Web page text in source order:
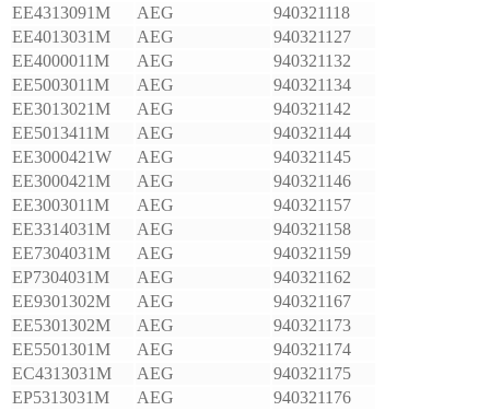
EE4313091M
AEG
940321118
EE4013031M
AEG
940321127
EE4000011M
AEG
940321132
EE5003011M
AEG
940321134
EE3013021M
AEG
940321142
EE5013411M
AEG
940321144
EE3000421W
AEG
940321145
EE3000421M
AEG
940321146
EE3003011M
AEG
940321157
EE3314031M
AEG
940321158
EE7304031M
AEG
940321159
EP7304031M
AEG
940321162
EE9301302M
AEG
940321167
EE5301302M
AEG
940321173
EE5501301M
AEG
940321174
EC4313031M
AEG
940321175
EP5313031M
AEG
940321176